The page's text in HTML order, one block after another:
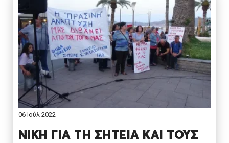
06 Ιούλ 2022
ΝΙΚΗ ΓΙΑ ΤΗ ΣΗΤΕΙΑ ΚΑΙ ΤΟΥΣ